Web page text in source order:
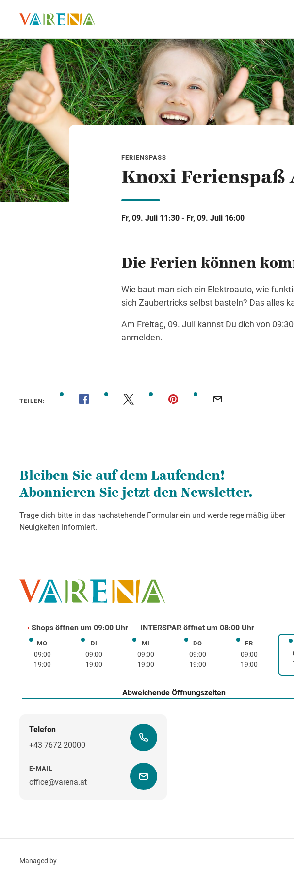
FERIENSPASS
Knoxi Ferienspaß
Fr, 09. Juli 11:30 - Fr, 09. Juli 16:00
Die Ferien können
Wie baut man sich ein Elektroauto, wie
sich Zaubertricks selbst basteln? Das alles
Am Freitag, 09. Juli kannst Du dich von
anmelden.
TEILEN:
Shops öffnen um 09:00 Uhr INTERSPAR öffnet um 08:00 Uhr
MOMontag
09:00
19:00
DIDienstag
09:00
19:00
MIMittwoch
09:00
19:00
DODonnerstag
09:00
19:00
FRFreitag
09:00
19:00
Abweichende Öffnungszeiten
Telefon
+43 7672 20000
E-MAIL
office@varena.at
Managed by